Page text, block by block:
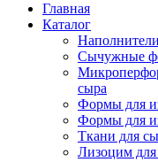
Главная
Каталог
Сычужные
сыра
Формы для
Формы для
Ткани для
Лизоцим для